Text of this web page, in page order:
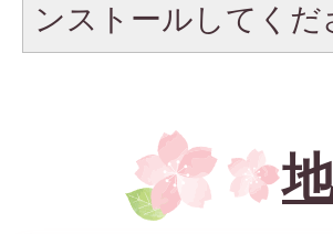
ンストールしてくだ